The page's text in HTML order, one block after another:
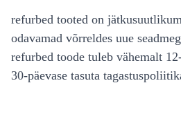
refurbed tooted on
odavamad võrreldes uue
refurbed toode tuleb vähemalt
30-päevase tasuta